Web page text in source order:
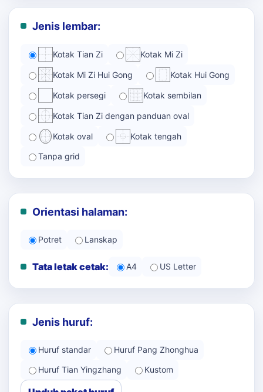
Jenis lembar:
Kotak Tian Zi Kotak Mi Zi
Kotak Mi Zi Hui Gong Kotak Hui Gong
Kotak persegi Kotak sembilan
Kotak Tian Zi dengan panduan oval
Kotak oval Kotak tengah
Tanpa grid
Orientasi halaman:
Potret Lanskap
Tata letak cetak: A4 US Letter
Jenis huruf:
Huruf standar
Huruf Pang Zhonghua
Huruf Tian Yingzhang
Kustom